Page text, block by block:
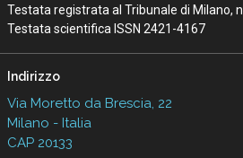
Testata registrata al Tribunale di Milano,
Testata scientifica ISSN 2421-4167
Indirizzo
Via Moretto da Brescia, 22
Milano - Italia
CAP 20133